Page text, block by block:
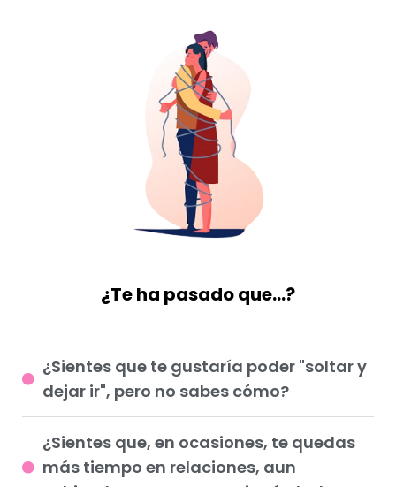
¿Te ha pasado que…?
¿Sientes que te gustaría poder "soltar y
dejar ir", pero no sabes cómo?
¿Sientes que, en ocasiones, te quedas
más tiempo en relaciones, aun